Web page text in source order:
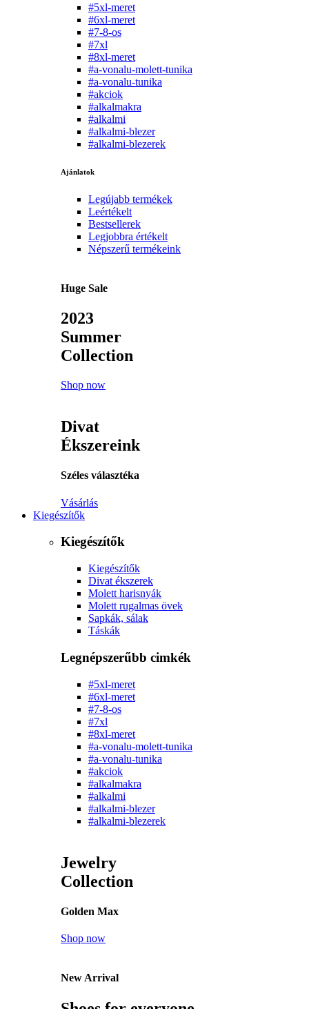
#5xl-meret
#6xl-meret
#7-8-os
#7xl
#8xl-meret
#a-vonalu-molett-tunika
#a-vonalu-tunika
#akciok
#alkalmakra
#alkalmi
#alkalmi-blezer
#alkalmi-blezerek
Ajánlatok
Legújabb termékek
Leértékelt
Bestsellerek
Legjobbra értékelt
Népszerű termékeink
Huge Sale
2023
Summer
Collection
Shop now
Divat
Ékszereink
Széles választéka
Vásárlás
Kiegészítők
Kiegészítők
Kiegészítők
Divat ékszerek
Molett harisnyák
Molett rugalmas övek
Sapkák, sálak
Táskák
Legnépszerűbb cimkék
#5xl-meret
#6xl-meret
#7-8-os
#7xl
#8xl-meret
#a-vonalu-molett-tunika
#a-vonalu-tunika
#akciok
#alkalmakra
#alkalmi
#alkalmi-blezer
#alkalmi-blezerek
Jewelry
Collection
Golden Max
Shop now
New Arrival